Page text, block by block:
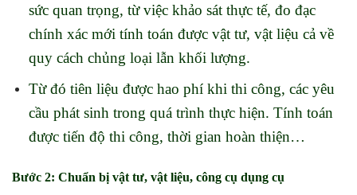
sức quan trọng, từ việc khảo sát thực tế, đo đạc
chính xác mới tính toán được vật tư, vật liệu cả về
quy cách chủng loại lẫn khối lượng.
Từ đó tiên liệu được hao phí khi thi công, các yêu
cầu phát sinh trong quá trình thực hiện. Tính toán
được tiến độ thi công, thời gian hoàn thiện…
Bước 2: Chuẩn bị vật tư, vật liệu, công cụ dụng cụ